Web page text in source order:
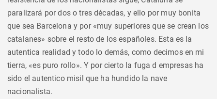
paralizará por dos o tres décadas, y ello por muy bonita
que sea Barcelona y por «muy superiores que se crean los
catalanes» sobre el resto de los españoles. Esta es la
autentica realidad y todo lo demás, como decimos en mi
tierra, «es puro rollo». Y por cierto la fuga d empresas ha
sido el autentico misil que ha hundido la nave
nacionalista.